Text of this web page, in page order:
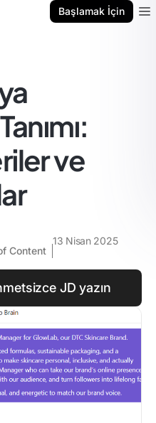
Başlamak İçin
ve
Content
13 Nisan 2025
JD yazın